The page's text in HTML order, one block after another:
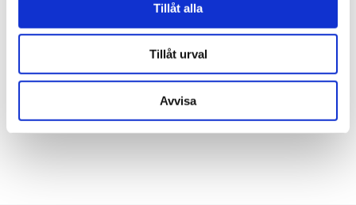
Tillåt alla
Tillåt urval
Avvisa
52 kr
31 kr /st